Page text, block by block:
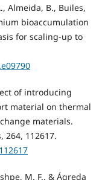
Almeida, B., Builes,
bioaccumulation
for scaling-up to
of introducing
material on thermal
materials.
264, 112617.
M. F., & Ágreda